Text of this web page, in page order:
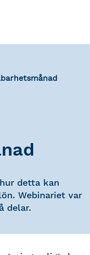
detta kan
Webinariet var
delar.